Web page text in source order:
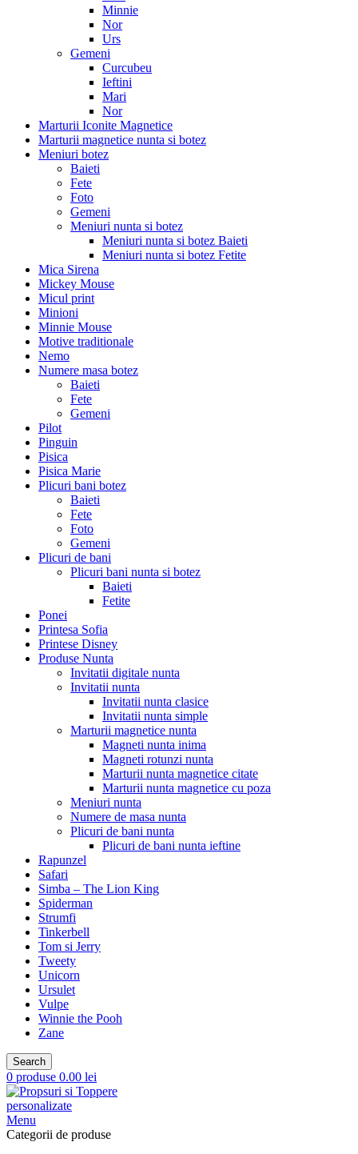
Minnie
Nor
Urs
Gemeni
Curcubeu
Ieftini
Mari
Nor
Marturii Iconite Magnetice
Marturii magnetice nunta si botez
Meniuri botez
Baieti
Fete
Foto
Gemeni
Meniuri nunta si botez
Meniuri nunta si botez Baieti
Meniuri nunta si botez Fetite
Mica Sirena
Mickey Mouse
Micul print
Minioni
Minnie Mouse
Motive traditionale
Nemo
Numere masa botez
Baieti
Fete
Gemeni
Pilot
Pinguin
Pisica
Pisica Marie
Plicuri bani botez
Baieti
Fete
Foto
Gemeni
Plicuri de bani
Plicuri bani nunta si botez
Baieti
Fetite
Ponei
Printesa Sofia
Printese Disney
Produse Nunta
Invitatii digitale nunta
Invitatii nunta
Invitatii nunta clasice
Invitatii nunta simple
Marturii magnetice nunta
Magneti nunta inima
Magneti rotunzi nunta
Marturii nunta magnetice citate
Marturii nunta magnetice cu poza
Meniuri nunta
Numere de masa nunta
Plicuri de bani nunta
Plicuri de bani nunta ieftine
Rapunzel
Safari
Simba – The Lion King
Spiderman
Strumfi
Tinkerbell
Tom si Jerry
Tweety
Unicorn
Ursulet
Vulpe
Winnie the Pooh
Zane
Search
0 produse 0.00 lei
Menu
Categorii de produse